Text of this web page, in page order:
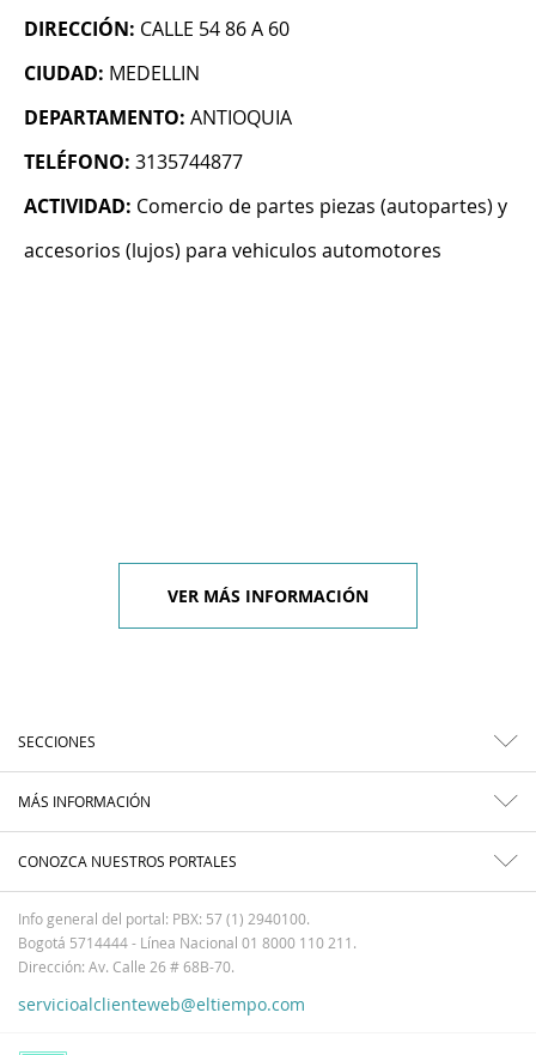
DIRECCIÓN: CALLE 54 86 A 60
CIUDAD: MEDELLIN
DEPARTAMENTO: ANTIOQUIA
TELÉFONO: 3135744877
ACTIVIDAD: Comercio de partes piezas (autopartes) y
accesorios (lujos) para vehiculos automotores
VER MÁS INFORMACIÓN
SECCIONES
MÁS INFORMACIÓN
CONOZCA NUESTROS PORTALES
Info general del portal: PBX: 57 (1) 2940100.
Bogotá 5714444 - Línea Nacional 01 8000 110 211.
Dirección: Av. Calle 26 # 68B-70.
servicioalclienteweb@eltiempo.com